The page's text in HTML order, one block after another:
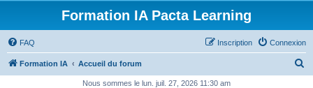
Formation IA Pacta Learning
FAQ Connexion
Inscription
Formation IA Accueil du forum
Nous sommes le lun. juil. 27, 2026 11:30 am